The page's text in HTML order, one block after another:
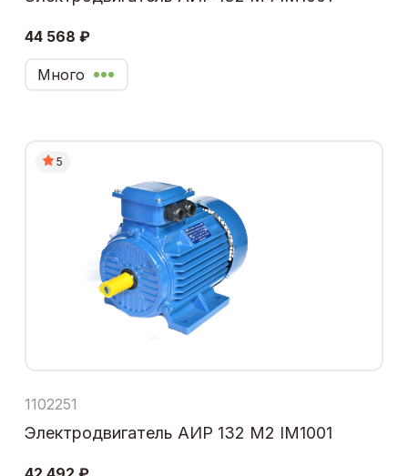
44 568 ₽
Много
5
1102251
Электродвигатель АИР 132 М2 IM1001